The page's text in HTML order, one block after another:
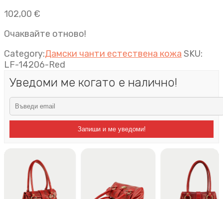
102,00 €
Очаквайте отново!
Category:Дамски чанти естествена кожа SKU:
LF-14206-Red
Уведоми ме когато е налично!
Запиши и ме уведоми!